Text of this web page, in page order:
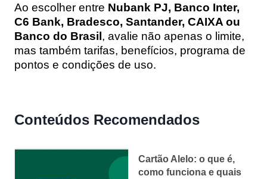
Ao escolher entre Nubank PJ, Banco Inter,
C6 Bank, Bradesco, Santander, CAIXA ou
Banco do Brasil, avalie não apenas o limite,
mas também tarifas, benefícios, programa de
pontos e condições de uso.
Conteúdos Recomendados
Cartão Alelo: o que é,
como funciona e quais